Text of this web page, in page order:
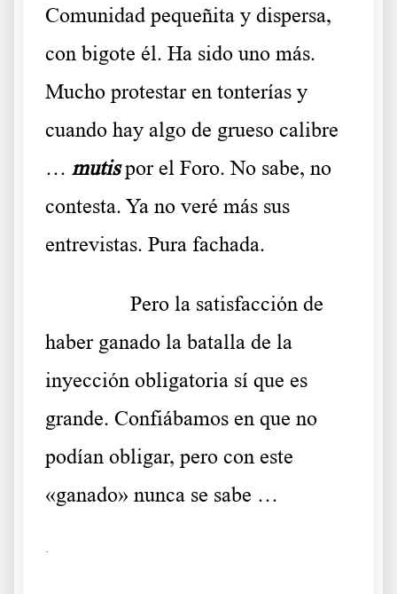
Comunidad pequeñita y dispersa,
con bigote él. Ha sido uno más.
Mucho protestar en tonterías y
cuando hay algo de grueso calibre
… mutispor el Foro. No sabe, no
contesta. Ya no veré más sus
entrevistas. Pura fachada.
Pero la satisfacción de
haber ganado la batalla de la
inyección obligatoria sí que es
grande. Confiábamos en que no
podían obligar, pero con este
«ganado» nunca se sabe …